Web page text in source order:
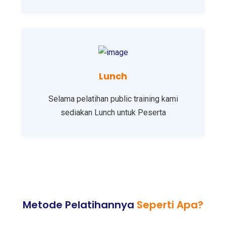
Lunch
Selama pelatihan public training kami
sediakan Lunch untuk Peserta
Metode Pelatihannya Seperti Apa?